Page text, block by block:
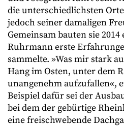
die unterschiedlichsten
jedoch seiner damaligen
Gemeinsam bauten sie
Ruhrmann erste
sammelte. »Was mir stark
Hang im Osten, unter dem
unangenehm aufzufallen«,
Beispiel dafür sei der
bei dem der gebürtige
eine freischwebende